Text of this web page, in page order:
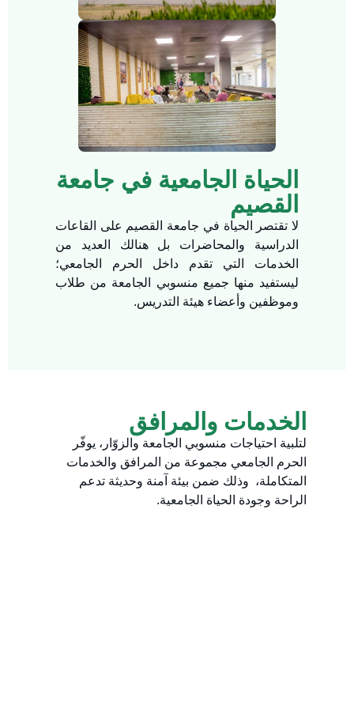
الحياة الجامعية في جامعة
القصيم
لا تقتصر الحياة في جامعة القصيم على القاعات
الدراسية والمحاضرات بل هنالك العديد من
الخدمات التي تقدم داخل الحرم الجامعي؛
ليستفيد منها جميع منسوبي الجامعة من طلاب
وموظفين وأعضاء هيئة التدريس.
الخدمات والمرافق
لتلبية احتياجات منسوبي الجامعة والزوّار، يوفّر
الحرم الجامعي مجموعة من المرافق والخدمات
المتكاملة، وذلك ضمن بيئة آمنة وحديثة تدعم
الراحة وجودة الحياة الجامعية.